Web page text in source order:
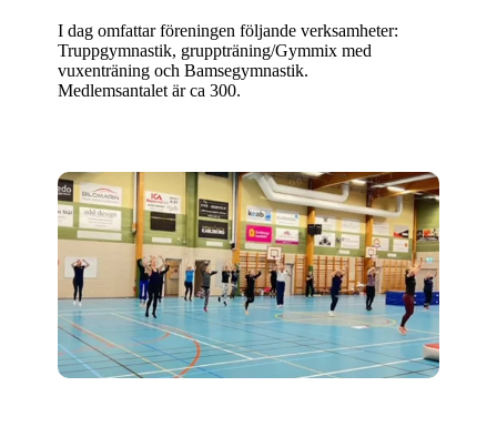
I dag omfattar föreningen följande verksamheter:
Truppgymnastik, gruppträning/Gymmix med
vuxenträning och Bamsegymnastik.
Medlemsantalet är ca 300.